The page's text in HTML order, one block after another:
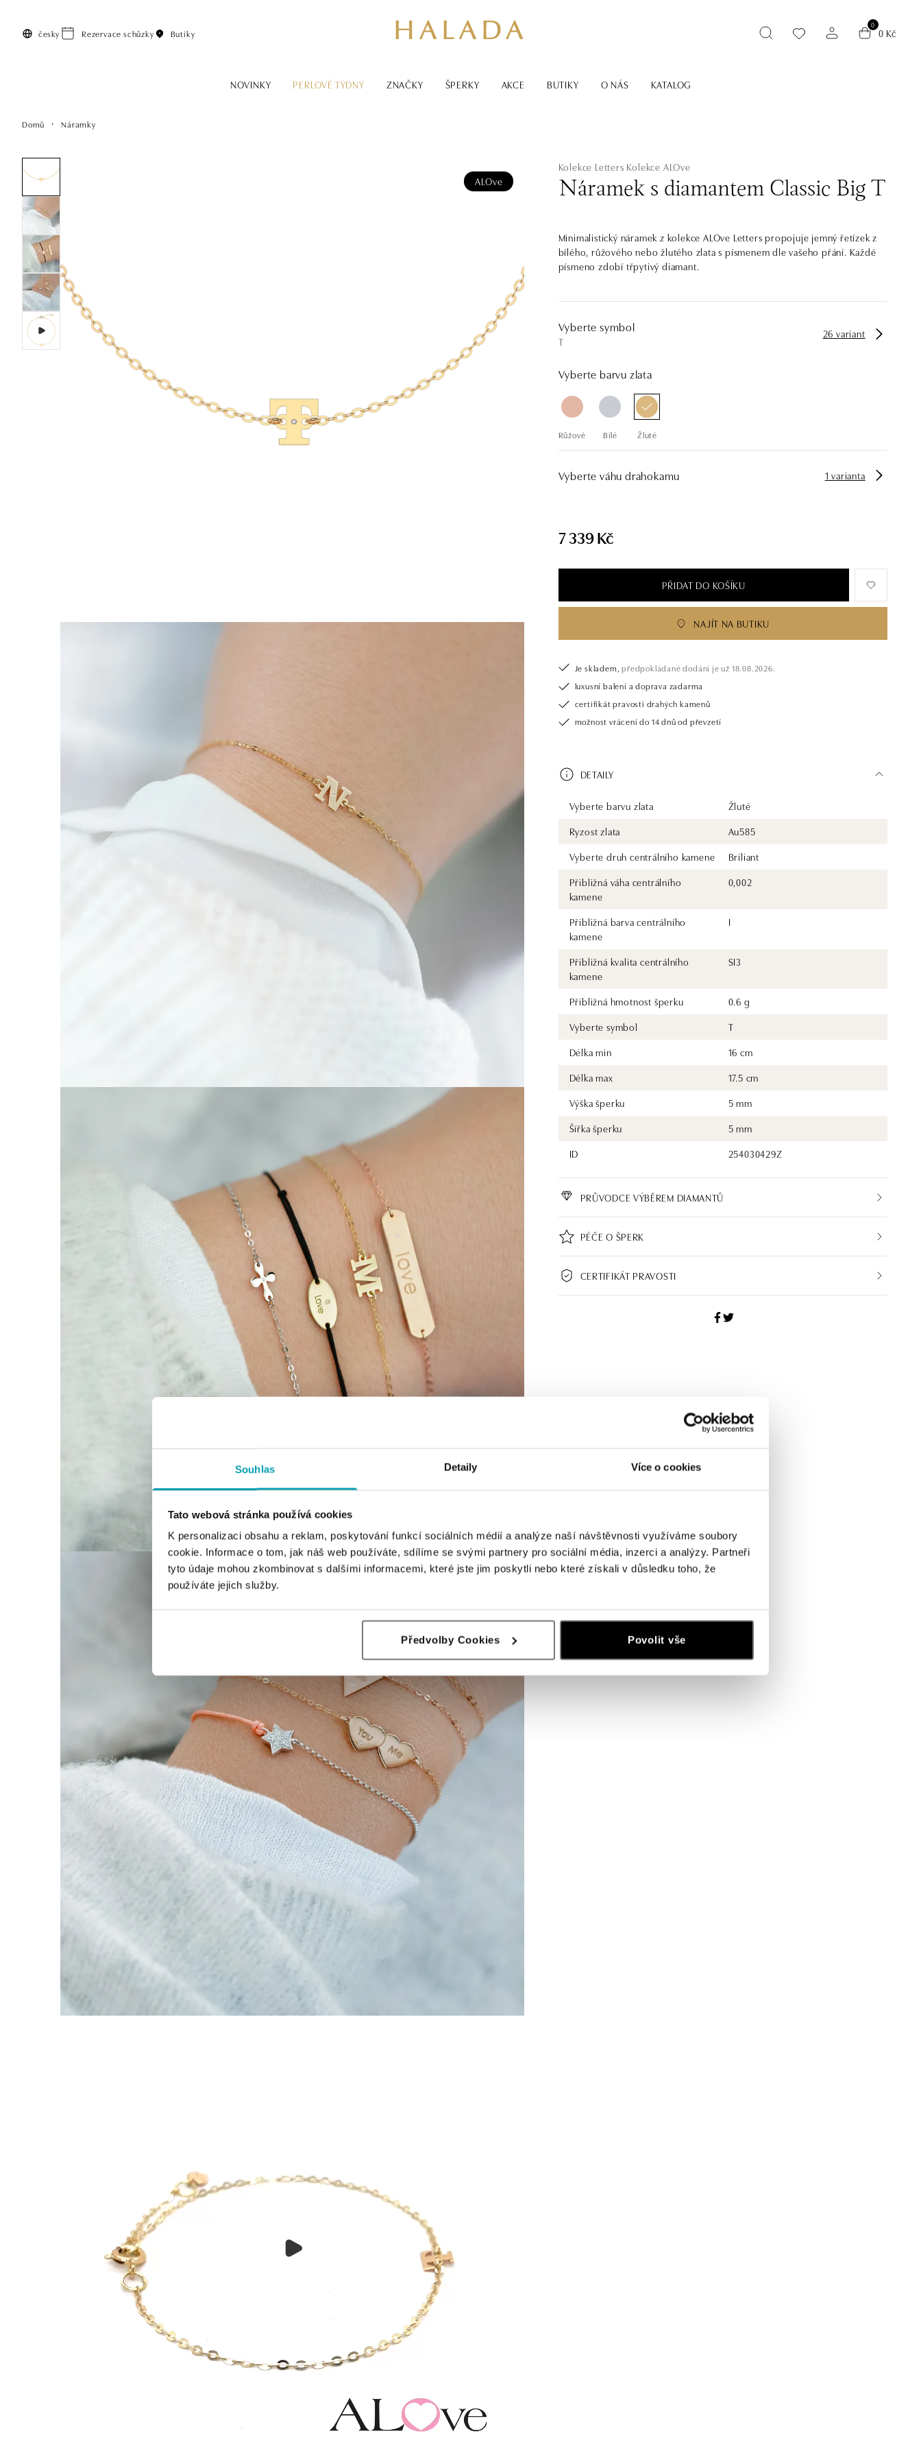
Souhlas Detaily Více o cookies
Tato webová stránka používá cookies
K personalizaci obsahu a reklam, poskytování funkcí sociálních médií a analýze naší návštěvnosti využíváme soubory
cookie. Informace o tom, jak náš web používáte, sdílíme se svými partnery pro sociální média, inzerci a analýzy. Partneři
tyto údaje mohou zkombinovat s dalšími informacemi, které jste jim poskytli nebo které získali v důsledku toho, že
používáte jejich služby.
Předvolby Cookies Povolit vše
česky Rezervace schůzky Butiky
0
0 Kč
NOVINKY PERLOVÉ TÝDNY ZNAČKY ŠPERKY AKCE BUTIKY O NÁS KATALOG
Domů Náramky
ALOve
Kolekce Letters Kolekce ALOve
Náramek s diamantem Classic Big T
Minimalistický náramek z kolekce ALOve Letters propojuje jemný řetízek z
bílého, růžového nebo žlutého zlata s písmenem dle vašeho přání. Každé
písmeno zdobí třpytivý diamant.
Vyberte symbol
T
26 variant
Vyberte barvu zlata
Růžové Bílé Žluté
Vyberte váhu drahokamu 1 varianta
7 339 Kč
PŘIDAT DO KOŠÍKU
NAJÍT NA BUTIKU
Je skladem, předpokládané dodání je už 18.08.2026.
luxusní balení a doprava zadarma
certifikát pravosti drahých kamenů
možnost vrácení do 14 dnů od převzetí
DETAILY
Vyberte barvu zlata
Žluté
Ryzost zlata
Au585
Vyberte druh centrálního kamene
Briliant
Přibližná váha centrálního
kamene
0,002
Přibližná barva centrálního
kamene
I
Přibližná kvalita centrálního
kamene
SI3
Přibližná hmotnost šperku
0.6 g
Vyberte symbol
T
Délka min
16 cm
Délka max
17.5 cm
Výška šperku
5 mm
Šířka šperku
5 mm
ID
254030429Z
PRŮVODCE VÝBĚREM DIAMANTŮ
PÉČE O ŠPERK
CERTIFIKÁT PRAVOSTI